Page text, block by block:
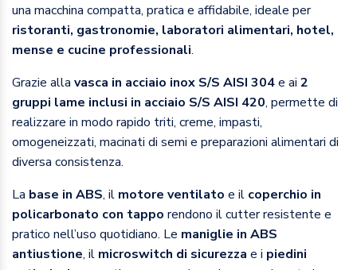
una macchina compatta, pratica e affidabile, ideale per
ristoranti, gastronomie, laboratori alimentari, hotel,
mense e cucine professionali.
Grazie alla vasca in acciaio inox S/S AISI 304e ai 2
gruppi lame inclusi in acciaio S/S AISI 420, permette di
realizzare in modo rapido triti, creme, impasti,
omogeneizzati, macinati di semi e preparazioni alimentari di
diversa consistenza.
La base in ABS, il motore ventilato e il coperchio in
policarbonato con tappo rendono il cutter resistente e
pratico nell’uso quotidiano. Le maniglie in ABS
antiustione, il microswitch di sicurezza e i piedini